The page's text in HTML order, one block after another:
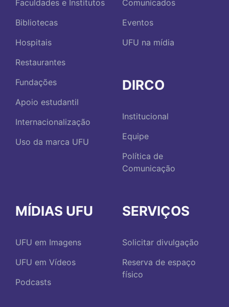
Faculdades e Institutos
Bibliotecas
Hospitais
Restaurantes
Fundações
Apoio estudantil
Internacionalização
Uso da marca UFU
Comunicados
Eventos
UFU na mídia
DIRCO
Institucional
Equipe
Política de
Comunicação
MÍDIAS UFU
UFU em Imagens
UFU em Vídeos
Podcasts
SERVIÇOS
Solicitar divulgação
Reserva de espaço
físico